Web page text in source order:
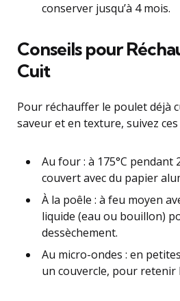
conserver jusqu’à 4 mois.
Conseils pour
Cuit
Pour réchauffer le poulet déjà
saveur et en texture, suivez ces
Au four : à 175°C pendant
couvert avec du papier
À la poêle : à feu moyen
liquide (eau ou bouillon)
dessèchement.
Au micro-ondes : en
un couvercle, pour retenir